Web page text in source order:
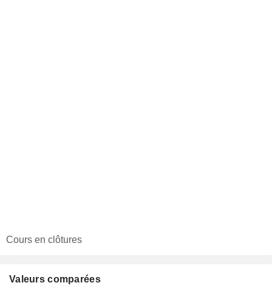
Cours en clôtures
Valeurs comparées